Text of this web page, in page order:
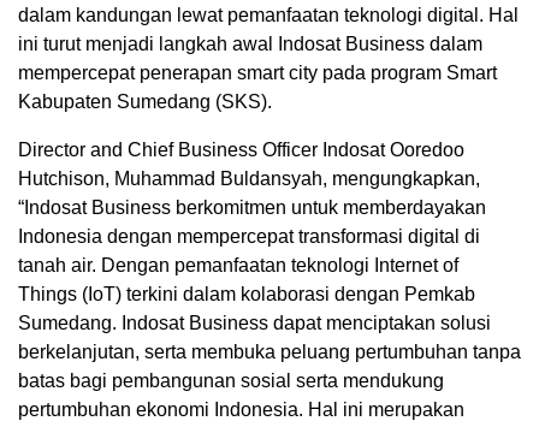
dalam kandungan lewat pemanfaatan teknologi digital. Hal
ini turut menjadi langkah awal Indosat Business dalam
mempercepat penerapan smart city pada program Smart
Kabupaten Sumedang (SKS).
Director and Chief Business Officer Indosat Ooredoo
Hutchison, Muhammad Buldansyah, mengungkapkan,
“Indosat Business berkomitmen untuk memberdayakan
Indonesia dengan mempercepat transformasi digital di
tanah air. Dengan pemanfaatan teknologi Internet of
Things (IoT) terkini dalam kolaborasi dengan Pemkab
Sumedang. Indosat Business dapat menciptakan solusi
berkelanjutan, serta membuka peluang pertumbuhan tanpa
batas bagi pembangunan sosial serta mendukung
pertumbuhan ekonomi Indonesia. Hal ini merupakan